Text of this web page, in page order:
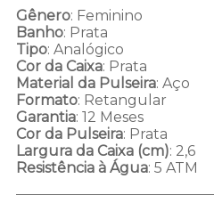
Gênero: Feminino
Banho: Prata
Tipo: Analógico
Cor da Caixa: Prata
Material da Pulseira: Aço
Formato: Retangular
Garantia: 12 Meses
Cor da Pulseira: Prata
Largura da Caixa (cm): 2,6
Resistência à Água: 5 ATM